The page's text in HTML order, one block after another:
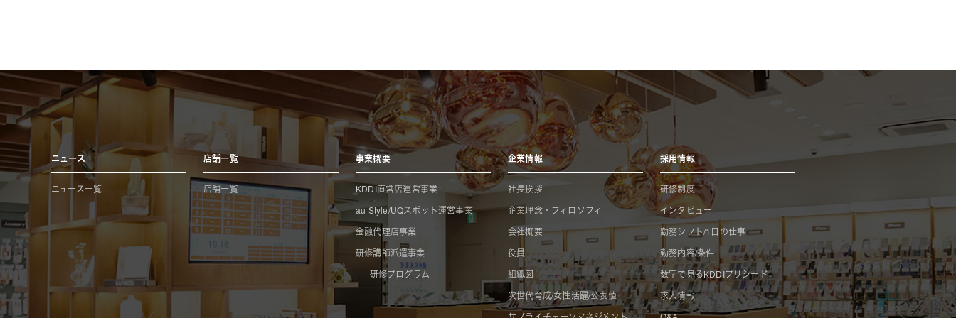
ニュース
ニュース一覧
店舗一覧
店舗一覧
事業概要
KDDI直営店運営事業
au Style/UQスポット運営事業
金融代理店事業
研修講師派遣事業
- 研修プログラム
企業情報
社長挨拶
企業理念・フィロソフィ
会社概要
役員
組織図
次世代育成/女性活躍/公表値
採用情報
研修制度
インタビュー
勤務シフト/1日の仕事
勤務内容/条件
数字で見るKDDIプリシード
求人情報